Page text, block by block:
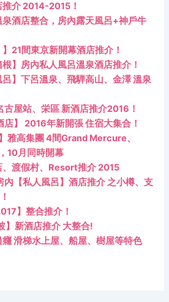
介 2014-2015！
泉酒店整合，房內露天風呂+神戶牛
】21間東京新開幕酒店推介！
】房內私人風呂溫泉酒店推介！
】下呂溫泉、飛騨高山、金澤 溫泉
古屋站、栄區 新酒店推介2016！
】 2016年新開張 住宿大集合！
雅高集團 4間Grand Mercure、
10月同時開幕
、渡假村、Resort推介 2015
內【私人風呂】酒店推介 之小樽、支
】整合推介！
】新酒店推介 大整合!
滑梯水上屋、船屋、樹屋等特色